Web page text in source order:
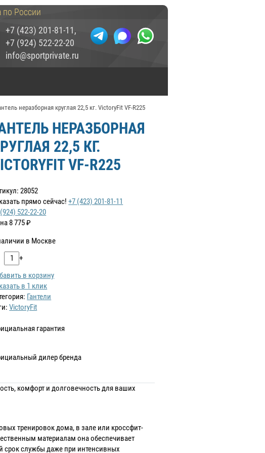
по России
+7 (423) 201-81-11,
+7 (924) 522-22-20
info@sportprivate.ru
неразборная круглая 22,5 кг. VictoryFit VF-R225
НЕРАЗБОРНАЯ
22,5 КГ.
VF-R225
28052
прямо сейчас! +7 (423) 201-81-11
522-22-20
8 775₽
в Москве
+
в корзину
в 1 клик
Гантели
VictoryFit
гарантия
дилер бренда
комфорт и долговечность для ваших
тренировок дома, в зале или кроссфит-
материалам она обеспечивает
срок службы даже при интенсивных